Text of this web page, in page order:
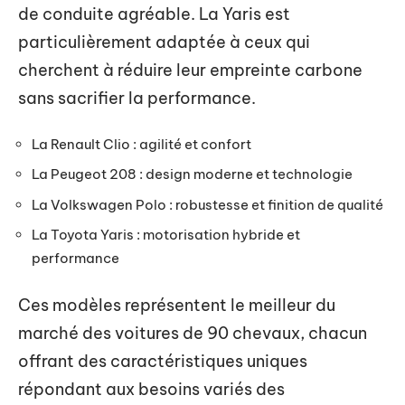
de conduite agréable. La Yaris est
particulièrement adaptée à ceux qui
cherchent à réduire leur empreinte carbone
sans sacrifier la performance.
La Renault Clio : agilité et confort
La Peugeot 208 : design moderne et technologie
La Volkswagen Polo : robustesse et finition de qualité
La Toyota Yaris : motorisation hybride et
performance
Ces modèles représentent le meilleur du
marché des voitures de 90 chevaux, chacun
offrant des caractéristiques uniques
répondant aux besoins variés des